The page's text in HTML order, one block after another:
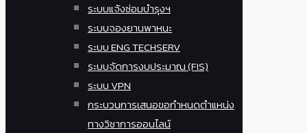
ระบบแจ้งซ่อมบำรุงฯ
ระบบจองยานพาหนะ
ระบบ ENG TECHSERV
ระบบจัดการงบประมาณ (FIS)
ระบบ VPN
กระบวนการเสนอขอกำหนดตำแหน่ง
ทางวิชาการออนไลน์